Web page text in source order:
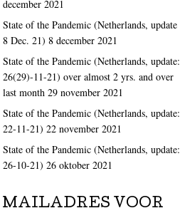
december 2021
State of the Pandemic (Netherlands, update
8 Dec. 21) 8 december 2021
State of the Pandemic (Netherlands, update:
26(29)-11-21) over almost 2 yrs. and over
last month 29 november 2021
State of the Pandemic (Netherlands, update:
22-11-21) 22 november 2021
State of the Pandemic (Netherlands, update:
26-10-21) 26 oktober 2021
MAILADRES VOOR